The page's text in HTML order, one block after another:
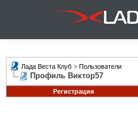
Лада Веста Клуб > Пользователи
Профиль Виктор57
Регистрация